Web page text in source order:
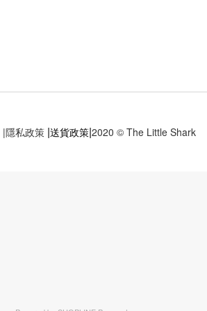
|隱私政策 |送貨政策|2020 © The Little Shark